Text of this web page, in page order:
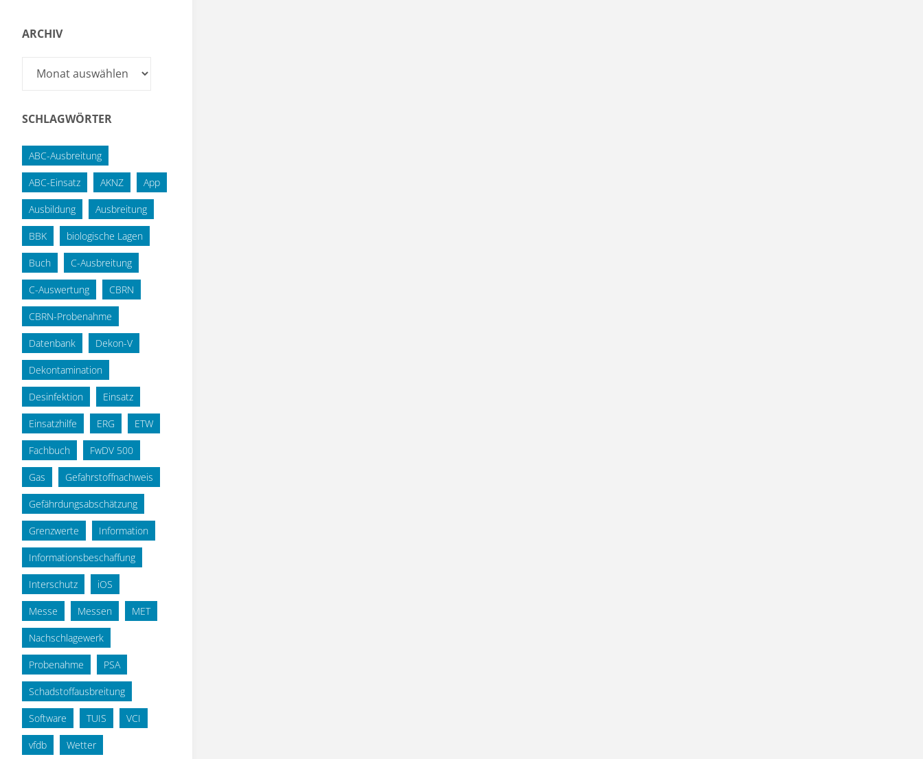
ARCHIV
Archiv
SCHLAGWÖRTER
ABC-Ausbreitung
ABC-Einsatz AKNZ App
Ausbildung Ausbreitung
BBK biologische Lagen
Buch C-Ausbreitung
C-Auswertung CBRN
CBRN-Probenahme
Datenbank Dekon-V
Dekontamination
Desinfektion Einsatz
Einsatzhilfe ERG ETW
Fachbuch FwDV 500
Gas Gefahrstoffnachweis
Gefährdungsabschätzung
Grenzwerte Information
Informationsbeschaffung
Interschutz iOS
Messe Messen MET
Nachschlagewerk
Probenahme PSA
Schadstoffausbreitung
Software TUIS VCI
vfdb Wetter